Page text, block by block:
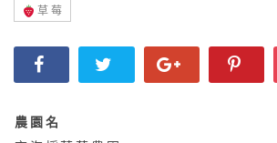
草莓
農園名